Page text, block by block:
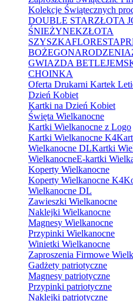
Kolekcje Świątecznych
DOUBLE STARZŁOTA
ŚNIEŻYNEKZŁOTA
SZYSZKAFLORESTA
BOŻEGONARODZENIA
GWIAZDA
CHOINKA
Oferta Drukarni Kartek
Dzień Kobiet
Kartki na Dzień Kobiet
Święta Wielkanocne
Kartki Wielkanocne z Logo
Kartki Wielkanocne K4
Wielkanocne DLKartki
WielkanocneE-kartki
Koperty Wielkanocne
Koperty Wielkanocne K4
Wielkanocne DL
Zawieszki Wielkanocne
Naklejki Wielkanocne
Magnesy Wielkanocne
Przypinki Wielkanocne
Winietki Wielkanocne
Zaproszenia Firmowe
Gadżety patriotyczne
Magnesy patriotyczne
Przypinki patriotyczne
Naklejki patriotyczne